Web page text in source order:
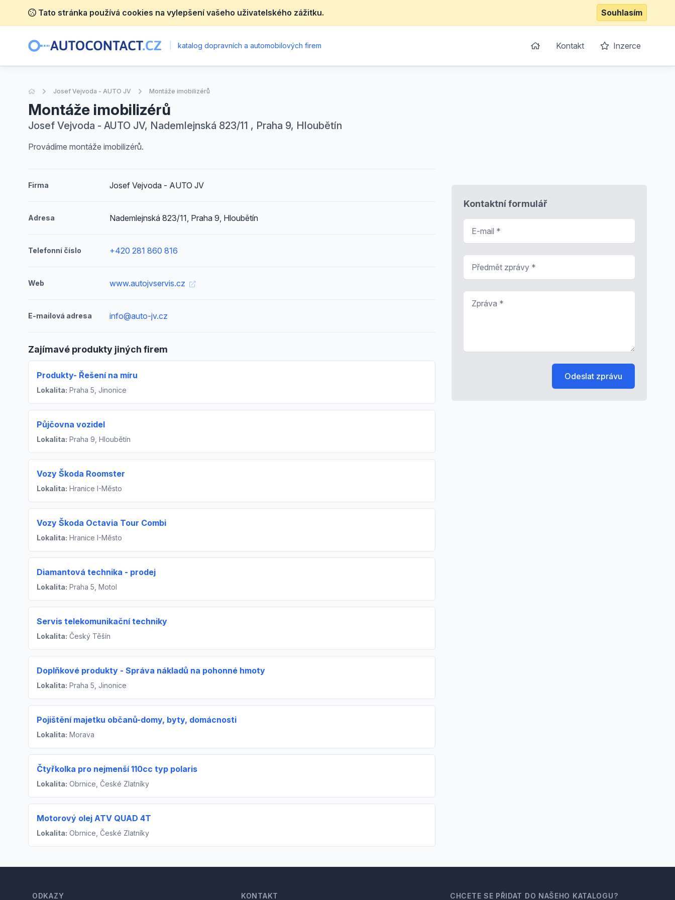
Tato stránka používá cookies na vylepšení vašeho uživatelského zážitku. Souhlasím
katalog dopravních a automobilových firem Kontakt Inzerce
Úvodní stránka
Josef Vejvoda - AUTO JV Montáže imobilizérů
Montáže imobilizérů
Josef Vejvoda - AUTO JV, Nademlejnská 823/11 , Praha 9, Hloubětín
Provádíme montáže imobilizérů.
Firma Josef Vejvoda - AUTO JV
Adresa Nademlejnská 823/11, Praha 9, Hloubětín
Telefonní číslo +420 281 860 816
Web www.autojvservis.cz
E-mailová adresa info@auto-jv.cz
Zajímavé produkty jiných firem
Produkty- Řešení na míru
Lokalita: Praha 5, Jinonice
Půjčovna vozidel
Lokalita: Praha 9, Hloubětín
Vozy Škoda Roomster
Lokalita: Hranice I-Město
Vozy Škoda Octavia Tour Combi
Lokalita: Hranice I-Město
Diamantová technika - prodej
Lokalita: Praha 5, Motol
Servis telekomunikační techniky
Lokalita: Český Těšín
Doplňkové produkty - Správa nákladů na pohonné hmoty
Lokalita: Praha 5, Jinonice
Pojištění majetku občanů-domy, byty, domácnosti
Lokalita: Morava
Čtyřkolka pro nejmenší 110cc typ polaris
Lokalita: Obrnice, České Zlatníky
Motorový olej ATV QUAD 4T
Lokalita: Obrnice, České Zlatníky
Kontaktní formulář
Odeslat zprávu
ODKAZY KONTAKT CHCETE SE PŘIDAT DO NAŠEHO KATALOGU?